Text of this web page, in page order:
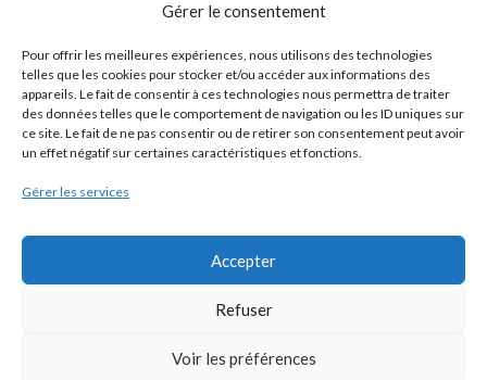
Gérer le consentement
Pour offrir les meilleures expériences, nous utilisons des technologies
telles que les cookies pour stocker et/ou accéder aux informations des
appareils. Le fait de consentir à ces technologies nous permettra de traiter
des données telles que le comportement de navigation ou les ID uniques sur
ce site. Le fait de ne pas consentir ou de retirer son consentement peut avoir
un effet négatif sur certaines caractéristiques et fonctions.
Gérer les services
Accepter
Refuser
Voir les préférences
Législation Gasoil Fioul GNR
Législation Essence
Législation Adblue
Législation Eau
Législation Lubrifiant
Législation Phytosanitaire